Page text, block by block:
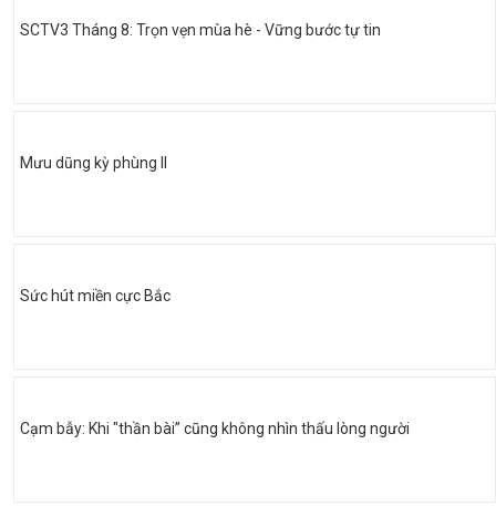
SCTV3 Tháng 8: Trọn vẹn mùa hè - Vững bước tự tin
Mưu dũng kỳ phùng II
Sức hút miền cực Bắc
Cạm bẫy: Khi "thần bài” cũng không nhìn thấu lòng người